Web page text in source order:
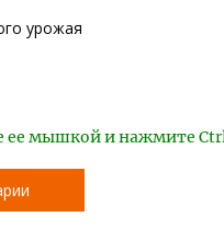
урожая
ее мышкой и нажмите